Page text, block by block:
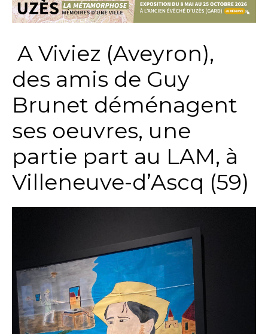
A Viviez (Aveyron),
des amis de Guy
Brunet déménagent
ses oeuvres, une
partie part au LAM, à
Villeneuve-d’Ascq (59)